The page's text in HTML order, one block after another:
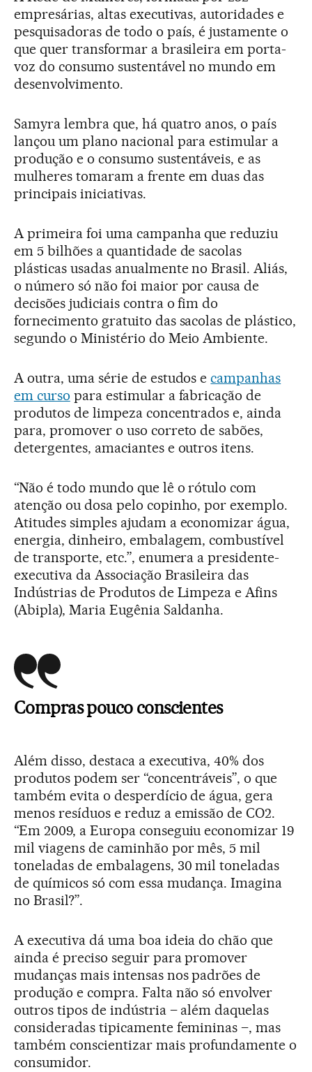
empresárias, altas executivas, autoridades e
pesquisadoras de todo o país, é justamente o
que quer transformar a brasileira em porta-
voz do consumo sustentável no mundo em
desenvolvimento.
Samyra lembra que, há quatro anos, o país
lançou um plano nacional para estimular a
produção e o consumo sustentáveis, e as
mulheres tomaram a frente em duas das
principais iniciativas.
A primeira foi uma campanha que reduziu
em 5 bilhões a quantidade de sacolas
plásticas usadas anualmente no Brasil. Aliás,
o número só não foi maior por causa de
decisões judiciais contra o fim do
fornecimento gratuito das sacolas de plástico,
segundo o Ministério do Meio Ambiente.
A outra, uma série de estudos ecampanhas
em curso para estimular a fabricação de
produtos de limpeza concentrados e, ainda
para, promover o uso correto de sabões,
detergentes, amaciantes e outros itens.
“Não é todo mundo que lê o rótulo com
atenção ou dosa pelo copinho, por exemplo.
Atitudes simples ajudam a economizar água,
energia, dinheiro, embalagem, combustível
de transporte, etc.”, enumera a presidente-
executiva da Associação Brasileira das
Indústrias de Produtos de Limpeza e Afins
(Abipla), Maria Eugênia Saldanha.
Compras pouco conscientes
Além disso, destaca a executiva, 40% dos
produtos podem ser “concentráveis”, o que
também evita o desperdício de água, gera
menos resíduos e reduz a emissão de CO2.
“Em 2009, a Europa conseguiu economizar 19
mil viagens de caminhão por mês, 5 mil
toneladas de embalagens, 30 mil toneladas
de químicos só com essa mudança. Imagina
no Brasil?”.
A executiva dá uma boa ideia do chão que
ainda é preciso seguir para promover
mudanças mais intensas nos padrões de
produção e compra. Falta não só envolver
outros tipos de indústria – além daquelas
consideradas tipicamente femininas –, mas
também conscientizar mais profundamente o
consumidor.